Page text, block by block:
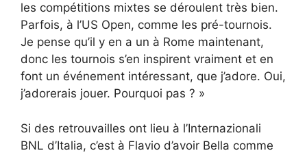
les compétitions mixtes se déroulent très bien.
Parfois, à l’US Open, comme les pré-tournois.
Je pense qu’il y en a un à Rome maintenant,
donc les tournois s’en inspirent vraiment et en
font un événement intéressant, que j’adore. Oui,
j’adorerais jouer. Pourquoi pas ? »
Si des retrouvailles ont lieu à l’Internazionali
BNL d’Italia, c’est à Flavio d’avoir Bella comme